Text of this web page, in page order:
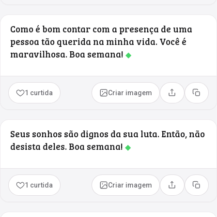
Como é bom contar com a presença de uma
pessoa tão querida na minha vida. Você é
maravilhosa. Boa semana! ◆
1 curtida Criar imagem Compartilhar
Copiar
Seus sonhos são dignos da sua luta. Então, não
desista deles. Boa semana! ◆
1 curtida Criar imagem Compartilhar
Copiar